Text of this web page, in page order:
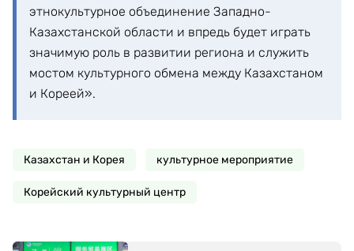
этнокультурное объединение Западно-
Казахстанской области и впредь будет играть
значимую роль в развитии региона и служить
мостом культурного обмена между Казахстаном
и Кореей».
Казахстан и Корея культурное мероприятие
Корейский культурный центр